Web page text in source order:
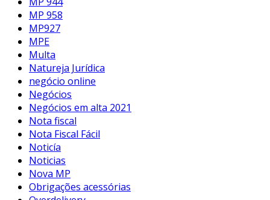
MP 958
MP927
MPE
Multa
Natureja Jurídica
negócio online
Negócios
Negócios em alta 2021
Nota fiscal
Nota Fiscal Fácil
Noticía
Noticias
Nova MP
Obrigações acessórias